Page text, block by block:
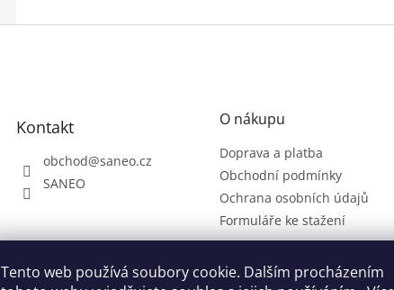
Tento web používá soubory cookie. Dalším procházením
Kontakt
obchod@saneo.cz
SANEO
O nákupu
Doprava a platba
Obchodní podmínky
Ochrana osobních údajů
Formuláře ke stažení